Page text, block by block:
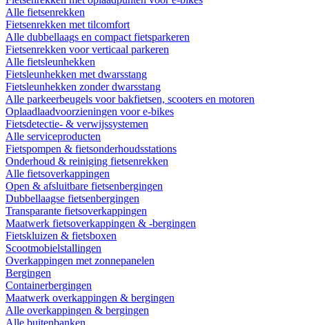
Alle fietsenrekken
Fietsenrekken met tilcomfort
Alle dubbellaags en compact fietsparkeren
Fietsenrekken voor verticaal parkeren
Alle fietsleunhekken
Fietsleunhekken met dwarsstang
Fietsleunhekken zonder dwarsstang
Alle parkeerbeugels voor bakfietsen, scooters en motoren
Oplaadlaadvoorzieningen voor e-bikes
Fietsdetectie- & verwijssystemen
Alle serviceproducten
Fietspompen & fietsonderhoudsstations
Onderhoud & reiniging fietsenrekken
Alle fietsoverkappingen
Open & afsluitbare fietsenbergingen
Dubbellaagse fietsenbergingen
Transparante fietsoverkappingen
Maatwerk fietsoverkappingen & -bergingen
Fietskluizen & fietsboxen
Scootmobielstallingen
Overkappingen met zonnepanelen
Bergingen
Containerbergingen
Maatwerk overkappingen & bergingen
Alle overkappingen & bergingen
Alle buitenbanken